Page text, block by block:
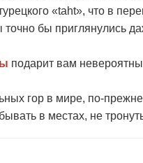
«taht», что в
точно бы приглянулись
подарит вам
гор в мире, по-
в местах, не